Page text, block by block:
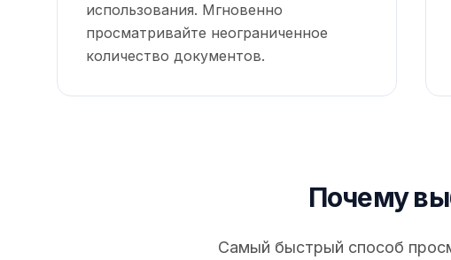
использования. Мгновенно
просматривайте неограниченное
количество документов.
Почему
Самый быстрый способ